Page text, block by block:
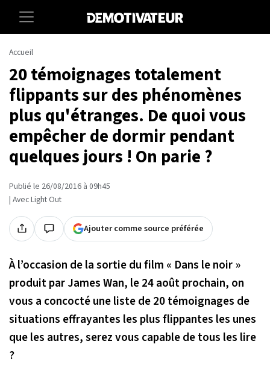
Accueil
20 témoignages totalement
flippants sur des phénomènes
plus qu'étranges. De quoi vous
empêcher de dormir pendant
quelques jours ! On parie ?
Publié le 26/08/2016 à 09h45
| Avec Light Out
Ajouter comme source préférée
À l’occasion de la sortie du film « Dans le noir »
produit par James Wan, le 24 août prochain, on
vous a concocté une liste de 20 témoignages de
situations effrayantes les plus flippantes les unes
que les autres, serez vous capable de tous les lire
?